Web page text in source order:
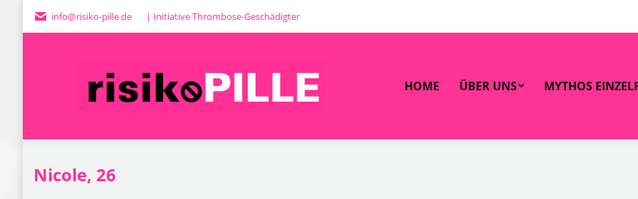
info@risiko-pille.de | Initiative Thrombose-Geschädigter
HOME ÜBER UNS MYTHOS
Nicole, 26